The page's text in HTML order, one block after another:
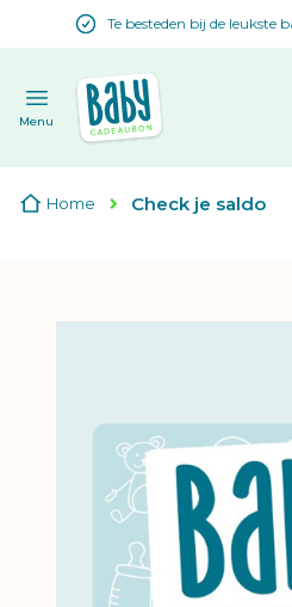
Te besteden bij de leukste
Menu
Home Check je saldo